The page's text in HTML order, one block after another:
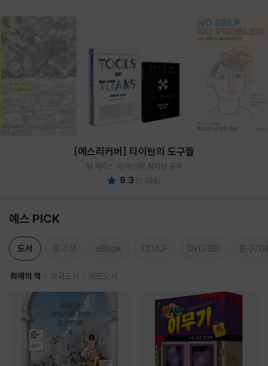
[예스리커버] 타이탄의 도구들
팀 페리스 저/박선령,정지현 공역
9.3 (1,396)
예스 PICK
도서 중고샵 eBook CD/LP DVD/BD 문구/
화제의 책 외국도서 세트도서